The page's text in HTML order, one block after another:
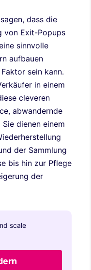
dass die
von Exit-Popups
sinnvolle
aufbauen
sein kann.
in einem
cleveren
abwandernde
dienen einem
der Sammlung
bis hin zur Pflege
der
scale